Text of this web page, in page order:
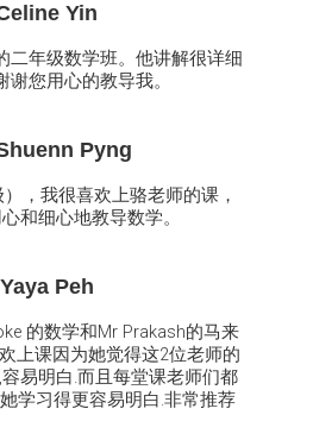
Yin
二年级数学班。他讲解很详细
谢您用心的教导我。
Pyng
，我很喜欢上骆老师的课，
和细心地教导数学。
Yaya Peh
的数学和Mr Prakash的马来
上课因为她觉得这2位老师的
易明白.而且每堂课老师们都
学习得更容易明白.非常推荐